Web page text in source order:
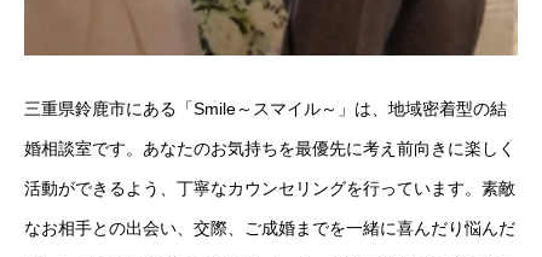
三重県鈴鹿市にある「Smile～スマイル～」は、地域密着型の結
婚相談室です。あなたのお気持ちを最優先に考え前向きに楽しく
活動ができるよう、丁寧なカウンセリングを行っています。素敵
なお相手との出会い、交際、ご成婚までを一緒に喜んだり悩んだ